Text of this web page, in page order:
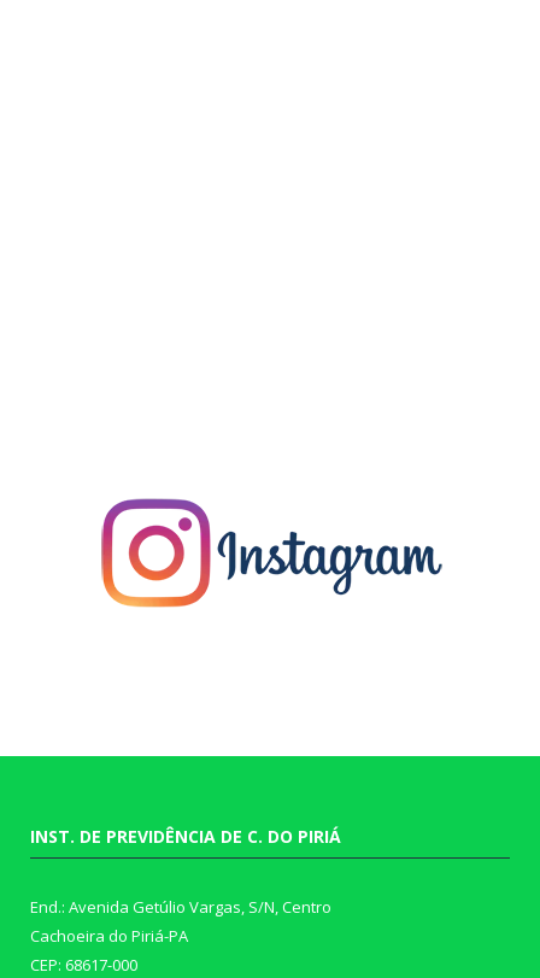
INST. DE PREVIDÊNCIA DE C. DO PIRIÁ
End.: Avenida Getúlio Vargas, S/N, Centro
Cachoeira do Piriá-PA
CEP: 68617-000